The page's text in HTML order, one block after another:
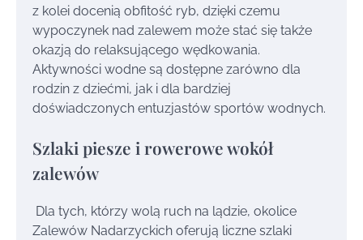
z kolei docenią obfitość ryb, dzięki czemu
wypoczynek nad zalewem może stać się także
okazją do relaksującego wędkowania.
Aktywności wodne są dostępne zarówno dla
rodzin z dziećmi, jak i dla bardziej
doświadczonych entuzjastów sportów wodnych.
Szlaki piesze i rowerowe wokół
zalewów
Dla tych, którzy wolą ruch na lądzie, okolice
Zalewów Nadarzyckich oferują liczne szlaki